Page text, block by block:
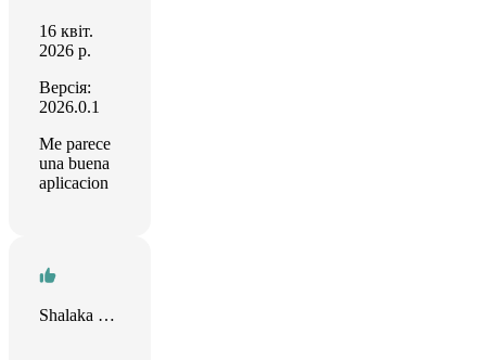
16 квіт.
2026 р.
Версія:
2026.0.1
Me parece
una buena
aplicacion
Shalaka Patil